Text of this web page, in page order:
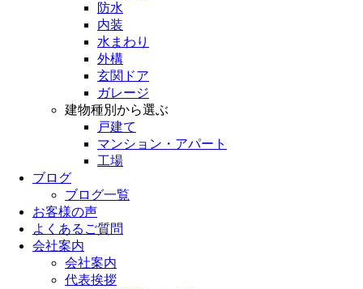
防水
内装
水まわり
外構
玄関ドア
ガレージ
建物種別から選ぶ
戸建て
マンション・アパート
工場
ブログ
ブログ一覧
お客様の声
よくあるご質問
会社案内
会社案内
代表挨拶